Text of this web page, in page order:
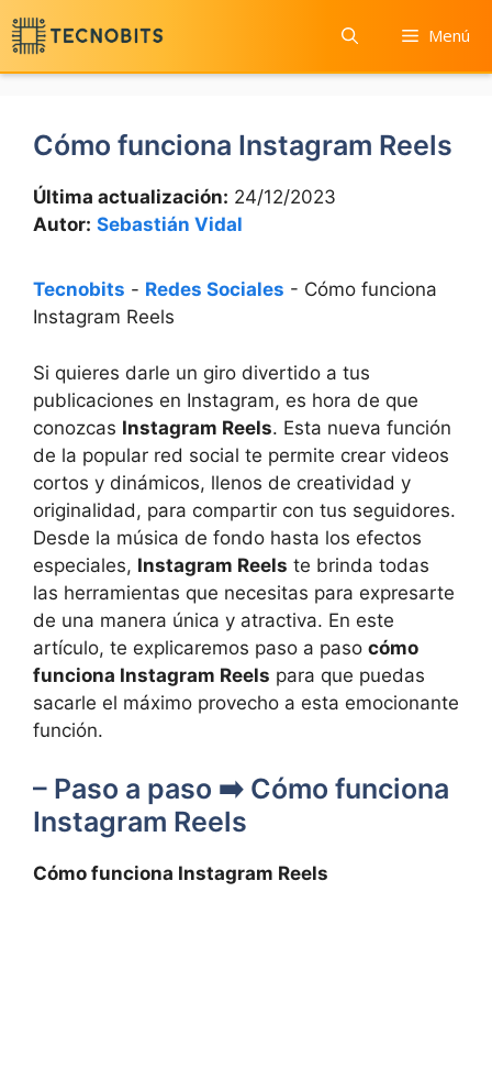
Saltar
al
contenido
Menú
Cómo funciona Instagram Reels
Última actualización: 24/12/2023
Autor: Sebastián Vidal
Tecnobits - Redes Sociales - Cómo funciona
Instagram Reels
Si quieres darle un giro divertido a tus
⁣publicaciones en Instagram, es hora de que
conozcas Instagram Reels. Esta nueva función
de la popular ⁣red social te permite crear videos
cortos y dinámicos, llenos de creatividad y
originalidad, para compartir con tus seguidores.
Desde la música de fondo hasta los efectos
especiales, Instagram Reels te brinda todas
las herramientas que necesitas para expresarte
de una manera única y atractiva. En este
artículo, te explicaremos ⁤paso a paso cómo
funciona Instagram Reels para que puedas
sacarle el máximo‌ provecho a esta emocionante
función.
– Paso a paso ➡️ Cómo funciona
Instagram ⁤Reels
Cómo funciona Instagram Reels